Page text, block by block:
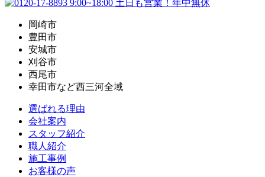
岡崎市
豊田市
安城市
刈谷市
西尾市
幸田市など西三河全域
選ばれる理由
会社案内
スタッフ紹介
職人紹介
施工事例
お客様の声